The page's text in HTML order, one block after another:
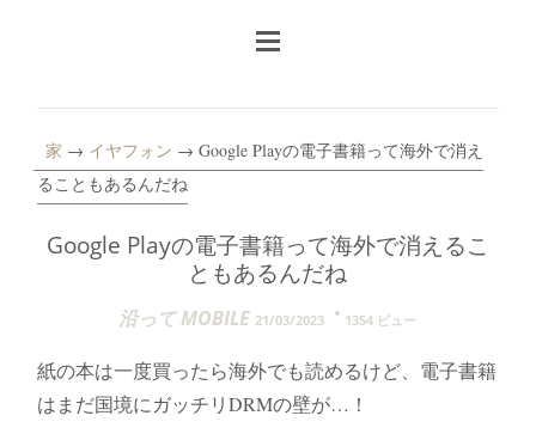
家 → イヤフォン → Google Playの電子書籍って海外で消え
ることもあるんだね
Google Playの電子書籍って海外で消えるこ
ともあるんだね
沿って MOBILE 21/03/2023 1354 ビュー
紙の本は一度買ったら海外でも読めるけど、電子書籍
はまだ国境にガッチリDRMの壁が…！